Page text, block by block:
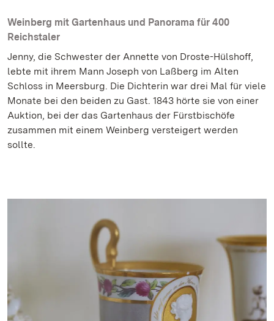
Weinberg mit Gartenhaus und Panorama für 400
Reichstaler
Jenny, die Schwester der Annette von Droste-Hülshoff,
lebte mit ihrem Mann Joseph von Laßberg im Alten
Schloss in Meersburg. Die Dichterin war drei Mal für viele
Monate bei den beiden zu Gast. 1843 hörte sie von einer
Auktion, bei der das Gartenhaus der Fürstbischöfe
zusammen mit einem Weinberg versteigert werden
sollte.